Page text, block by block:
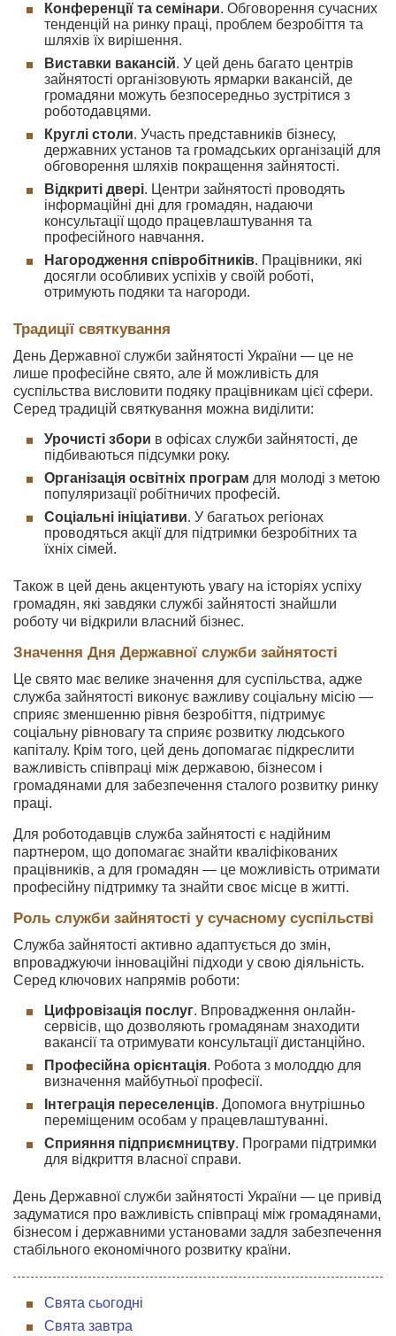
Конференції та семінари. Обговорення сучасних
тенденцій на ринку праці, проблем безробіття та
шляхів їх вирішення.
Виставки вакансій. У цей день багато центрів
зайнятості організовують ярмарки вакансій, де
громадяни можуть безпосередньо зустрітися з
роботодавцями.
Круглі столи. Участь представників бізнесу,
державних установ та громадських організацій для
обговорення шляхів покращення зайнятості.
Відкриті двері. Центри зайнятості проводять
інформаційні дні для громадян, надаючи
консультації щодо працевлаштування та
професійного навчання.
Нагородження співробітників. Працівники, які
досягли особливих успіхів у своїй роботі,
отримують подяки та нагороди.
Традиції святкування
День Державної служби зайнятості України — це не
лише професійне свято, але й можливість для
суспільства висловити подяку працівникам цієї сфери.
Серед традицій святкування можна виділити:
Урочисті збори в офісах служби зайнятості, де
підбиваються підсумки року.
Організація освітніх програм для молоді з метою
популяризації робітничих професій.
Соціальні ініціативи. У багатьох регіонах
проводяться акції для підтримки безробітних та
їхніх сімей.
Також в цей день акцентують увагу на історіях успіху
громадян, які завдяки службі зайнятості знайшли
роботу чи відкрили власний бізнес.
Значення Дня Державної служби зайнятості
Це свято має велике значення для суспільства, адже
служба зайнятості виконує важливу соціальну місію —
сприяє зменшенню рівня безробіття, підтримує
соціальну рівновагу та сприяє розвитку людського
капіталу. Крім того, цей день допомагає підкреслити
важливість співпраці між державою, бізнесом і
громадянами для забезпечення сталого розвитку ринку
праці.
Для роботодавців служба зайнятості є надійним
партнером, що допомагає знайти кваліфікованих
працівників, а для громадян — це можливість отримати
професійну підтримку та знайти своє місце в житті.
Роль служби зайнятості у сучасному суспільстві
Служба зайнятості активно адаптується до змін,
впроваджуючи інноваційні підходи у свою діяльність.
Серед ключових напрямів роботи:
Цифровізація послуг. Впровадження онлайн-
сервісів, що дозволяють громадянам знаходити
вакансії та отримувати консультації дистанційно.
Професійна орієнтація. Робота з молоддю для
визначення майбутньої професії.
Інтеграція переселенців. Допомога внутрішньо
переміщеним особам у працевлаштуванні.
Сприяння підприємництву. Програми підтримки
для відкриття власної справи.
День Державної служби зайнятості України — це привід
задуматися про важливість співпраці між громадянами,
бізнесом і державними установами задля забезпечення
стабільного економічного розвитку країни.
Свята сьогодні
Свята завтра